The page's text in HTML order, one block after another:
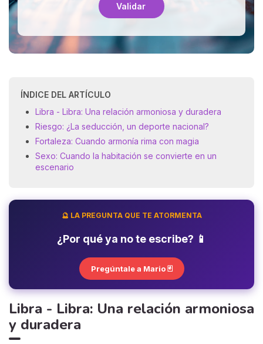
Validar
ÍNDICE DEL ARTÍCULO
Libra - Libra: Una relación armoniosa y duradera
Riesgo: ¿La seducción, un deporte nacional?
Fortaleza: Cuando armonía rima con magia
Sexo: Cuando la habitación se convierte en un
escenario
🔮 LA PREGUNTA QUE TE ATORMENTA
¿Por qué ya no te escribe? 📱
Pregúntale a Mario 🃏
Libra - Libra: Una relación armoniosa
y duradera